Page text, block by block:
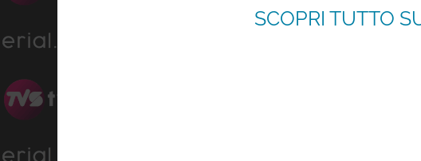
SCOPRI TUTTO